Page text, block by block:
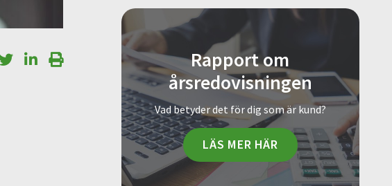
Rapport om
årsredovisningen
Vad betyder det för dig som är kund?
LÄS MER HÄR